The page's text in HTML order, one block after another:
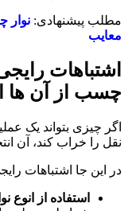
مطلب پیشنهادی:
معایب
اشتباهات
چسب از آن ‌ها
اگر چیزی بتواند یک
نقل را خراب کند، آن
در این جا اشتباهات
استفاده از